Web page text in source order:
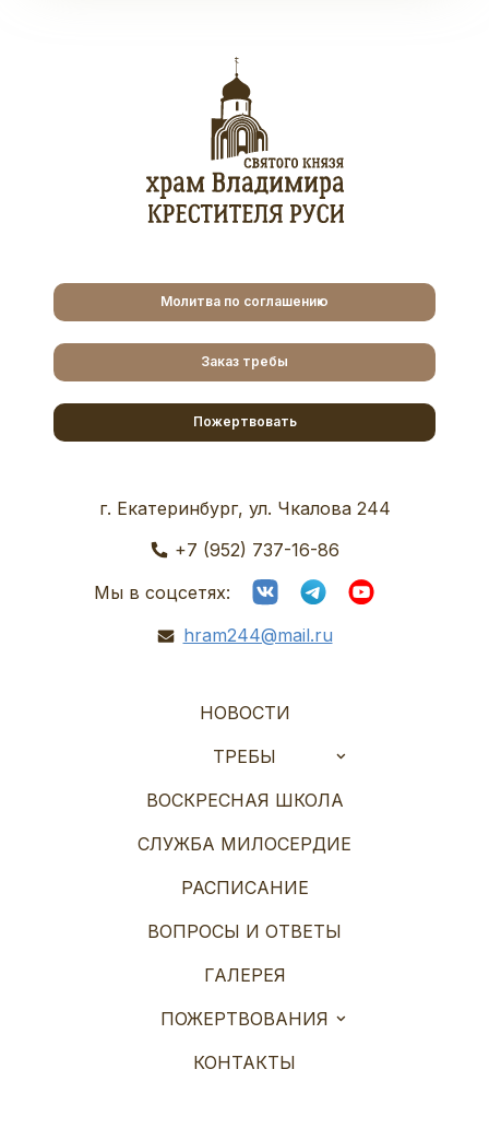
Молитва по соглашению
Заказ требы
Пожертвовать
г. Екатеринбург, ул. Чкалова 244
+7 (952) 737-16-86
Мы в соцсетях:
hram244@mail.ru
НОВОСТИ
ТРЕБЫ
ВОСКРЕСНАЯ ШКОЛА
СЛУЖБА МИЛОСЕРДИЕ
РАСПИСАНИЕ
ВОПРОСЫ И ОТВЕТЫ
ГАЛЕРЕЯ
ПОЖЕРТВОВАНИЯ
КОНТАКТЫ